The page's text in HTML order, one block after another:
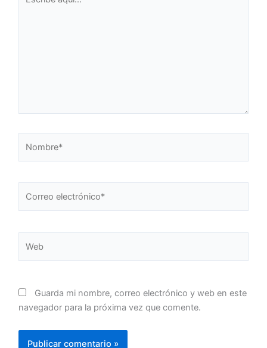
aquí...
Guarda mi nombre, correo electrónico y web en este
navegador para la próxima vez que comente.